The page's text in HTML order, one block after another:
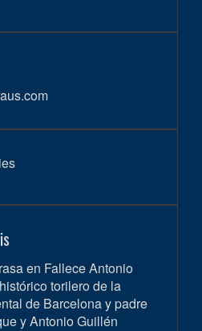
en Fallece Antonio
torilero de la
de Barcelona y padre
y Antonio Guillén